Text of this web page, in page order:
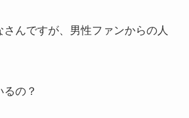
さんですが、男性ファンからの人
の？